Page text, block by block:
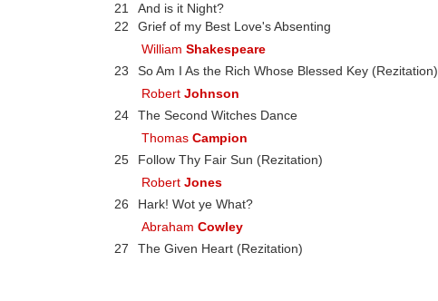
21
And is it Night?
22
Grief of my Best Love's Absenting
WilliamShakespeare
23
So Am I As the Rich Whose Blessed Key (Rezitation)
RobertJohnson
24
The Second Witches Dance
ThomasCampion
25
Follow Thy Fair Sun (Rezitation)
RobertJones
26
Hark! Wot ye What?
AbrahamCowley
27
The Given Heart (Rezitation)